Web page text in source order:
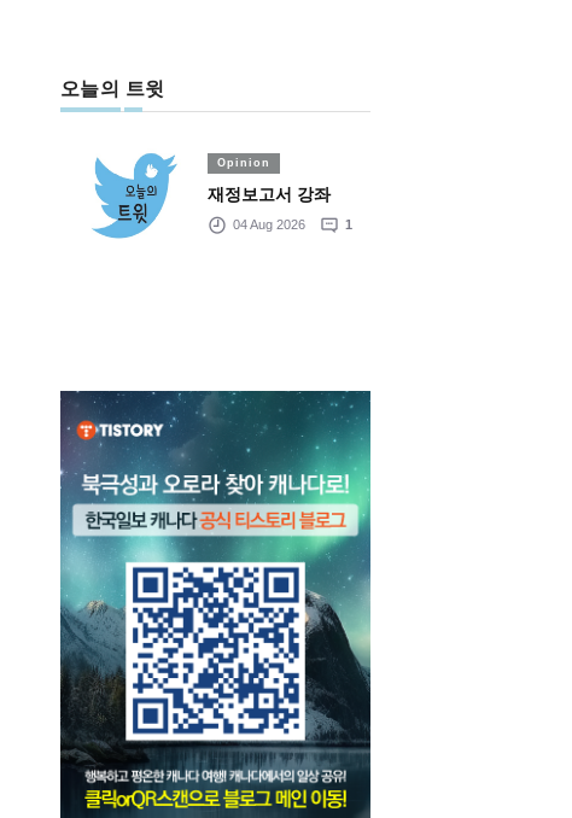
오늘의 트윗
Opinion
재정보고서 강좌
04 Aug 2026 1